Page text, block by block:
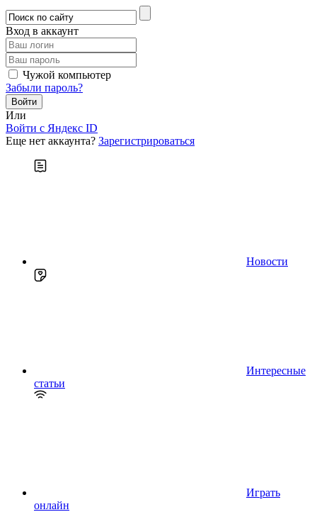
Вход в аккаунт
Чужой компьютер
Забыли пароль?
Или
Войти c Яндекс ID
Еще нет аккаунта? Зарегистрироваться
Новости
Интересные
статьи
Играть
онлайн